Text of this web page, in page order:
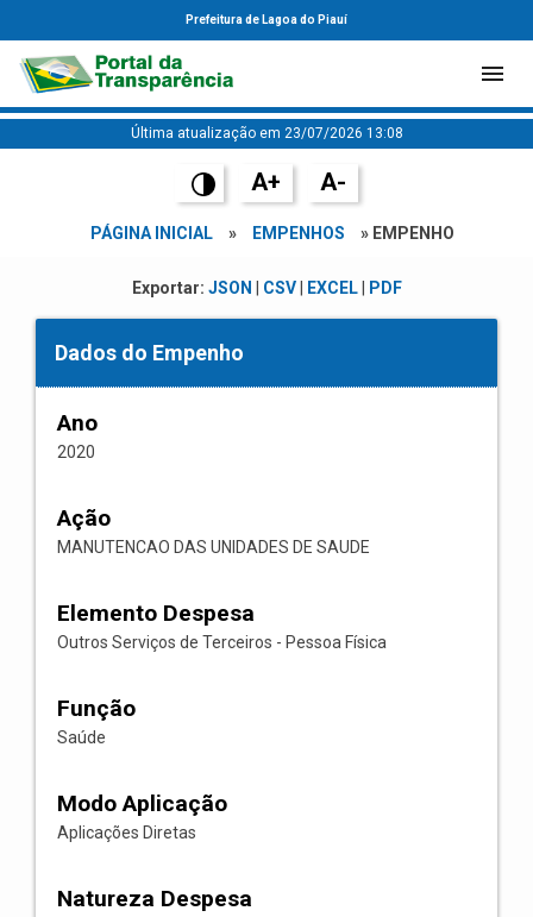
Prefeitura de Lagoa do Piauí
Última atualização em 23/07/2026 13:08
A+ A-
PÁGINA INICIAL » EMPENHOS » EMPENHO
Exportar: JSON CSV| EXCEL| PDF
Dados do Empenho
Ano
2020
Ação
MANUTENCAO DAS UNIDADES DE SAUDE
Elemento Despesa
Outros Serviços de Terceiros - Pessoa Física
Função
Saúde
Modo Aplicação
Aplicações Diretas
Natureza Despesa